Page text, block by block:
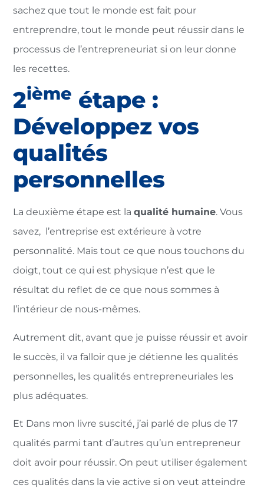
sachez que tout le monde est fait pour
entreprendre, tout le monde peut réussir dans le
processus de l’entrepreneuriat si on leur donne
les recettes.
2ième étape :
Développez vos
qualités
personnelles
La deuxième étape est laqualité humaine. Vous
savez, l’entreprise est extérieure à votre
personnalité. Mais tout ce que nous touchons du
doigt, tout ce qui est physique n’est que le
résultat du reflet de ce que nous sommes à
l’intérieur de nous-mêmes.
Autrement dit, avant que je puisse réussir et avoir
le succès, il va falloir que je détienne les qualités
personnelles, les qualités entrepreneuriales les
plus adéquates.
Et Dans mon livre suscité, j’ai parlé de plus de 17
qualités parmi tant d’autres qu’un entrepreneur
doit avoir pour réussir. On peut utiliser également
ces qualités dans la vie active si on veut atteindre